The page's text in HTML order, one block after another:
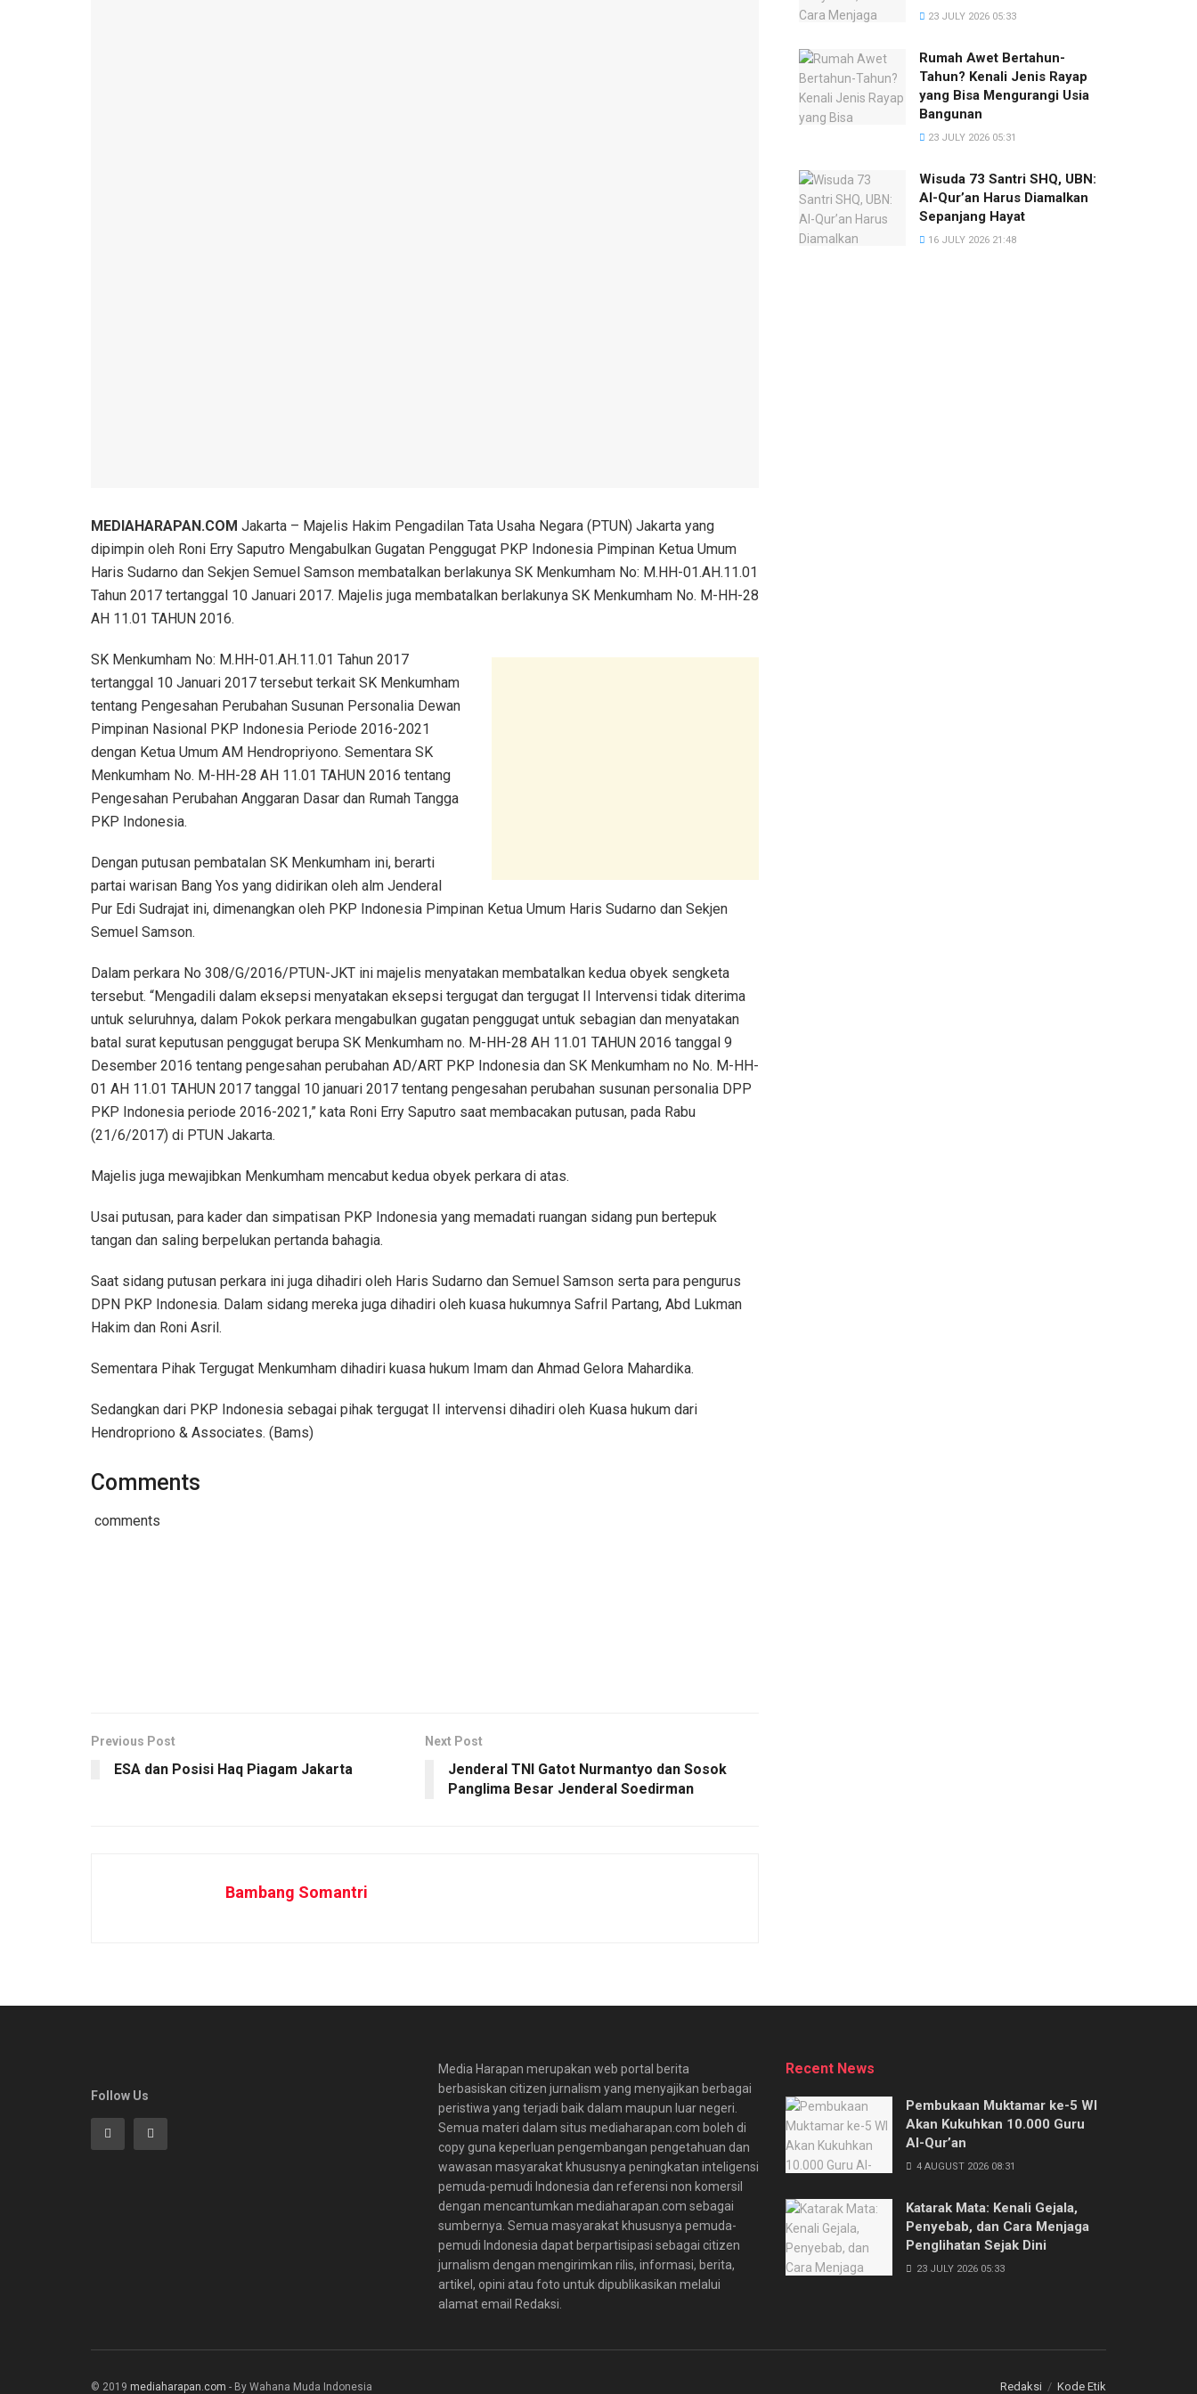
MEDIAHARAPAN.COM Jakarta – Majelis Hakim Pengadilan Tata Usaha Negara (PTUN) Jakarta yang
dipimpin oleh Roni Erry Saputro Mengabulkan Gugatan Penggugat PKP Indonesia Pimpinan Ketua Umum
Haris Sudarno dan Sekjen Semuel Samson membatalkan berlakunya SK Menkumham No: M.HH-01.AH.11.01
Tahun 2017 tertanggal 10 Januari 2017. Majelis juga membatalkan berlakunya SK Menkumham No. M-HH-28
AH 11.01 TAHUN 2016.
SK Menkumham No: M.HH-01.AH.11.01 Tahun 2017
tertanggal 10 Januari 2017 tersebut terkait SK Menkumham
tentang Pengesahan Perubahan Susunan Personalia Dewan
Pimpinan Nasional PKP Indonesia Periode 2016-2021
dengan Ketua Umum AM Hendropriyono. Sementara SK
Menkumham No. M-HH-28 AH 11.01 TAHUN 2016 tentang
Pengesahan Perubahan Anggaran Dasar dan Rumah Tangga
PKP Indonesia.
Dengan putusan pembatalan SK Menkumham ini, berarti
partai warisan Bang Yos yang didirikan oleh alm Jenderal
Pur Edi Sudrajat ini, dimenangkan oleh PKP Indonesia Pimpinan Ketua Umum Haris Sudarno dan Sekjen
Semuel Samson.
Dalam perkara No 308/G/2016/PTUN-JKT ini majelis menyatakan membatalkan kedua obyek sengketa
tersebut. “Mengadili dalam eksepsi menyatakan eksepsi tergugat dan tergugat II Intervensi tidak diterima
untuk seluruhnya, dalam Pokok perkara mengabulkan gugatan penggugat untuk sebagian dan menyatakan
batal surat keputusan penggugat berupa SK Menkumham no. M-HH-28 AH 11.01 TAHUN 2016 tanggal 9
Desember 2016 tentang pengesahan perubahan AD/ART PKP Indonesia dan SK Menkumham no No. M-HH-
01 AH 11.01 TAHUN 2017 tanggal 10 januari 2017 tentang pengesahan perubahan susunan personalia DPP
PKP Indonesia periode 2016-2021,” kata Roni Erry Saputro saat membacakan putusan, pada Rabu
(21/6/2017) di PTUN Jakarta.
Majelis juga mewajibkan Menkumham mencabut kedua obyek perkara di atas.
Usai putusan, para kader dan simpatisan PKP Indonesia yang memadati ruangan sidang pun bertepuk
tangan dan saling berpelukan pertanda bahagia.
Saat sidang putusan perkara ini juga dihadiri oleh Haris Sudarno dan Semuel Samson serta para pengurus
DPN PKP Indonesia. Dalam sidang mereka juga dihadiri oleh kuasa hukumnya Safril Partang, Abd Lukman
Hakim dan Roni Asril.
Sementara Pihak Tergugat Menkumham dihadiri kuasa hukum Imam dan Ahmad Gelora Mahardika.
Sedangkan dari PKP Indonesia sebagai pihak tergugat II intervensi dihadiri oleh Kuasa hukum dari
Hendropriono & Associates. (Bams)
Comments
comments
Previous Post
ESA dan Posisi Haq Piagam Jakarta
Next Post
Jenderal TNI Gatot Nurmantyo dan Sosok
Panglima Besar Jenderal Soedirman
Bambang Somantri
23 JULY 2026 05:33
Rumah Awet Bertahun-
Tahun? Kenali Jenis Rayap
yang Bisa Mengurangi Usia
Bangunan
23 JULY 2026 05:31
Wisuda 73 Santri SHQ, UBN:
Al-Qur’an Harus Diamalkan
Sepanjang Hayat
16 JULY 2026 21:48
Follow Us
Media Harapan merupakan web portal berita
berbasiskan citizen jurnalism yang menyajikan berbagai
peristiwa yang terjadi baik dalam maupun luar negeri.
Semua materi dalam situs mediaharapan.com boleh di
copy guna keperluan pengembangan pengetahuan dan
wawasan masyarakat khususnya peningkatan inteligensi
pemuda-pemudi Indonesia dan referensi non komersil
dengan mencantumkan mediaharapan.com sebagai
sumbernya. Semua masyarakat khususnya pemuda-
pemudi Indonesia dapat berpartisipasi sebagai citizen
jurnalism dengan mengirimkan rilis, informasi, berita,
artikel, opini atau foto untuk dipublikasikan melalui
alamat email Redaksi.
Recent News
Pembukaan Muktamar ke-5 WI
Akan Kukuhkan 10.000 Guru
Al-Qur’an
4 AUGUST 2026 08:31
Katarak Mata: Kenali Gejala,
Penyebab, dan Cara Menjaga
Penglihatan Sejak Dini
23 JULY 2026 05:33
Redaksi Kode Etik
© 2019 mediaharapan.com - By Wahana Muda Indonesia